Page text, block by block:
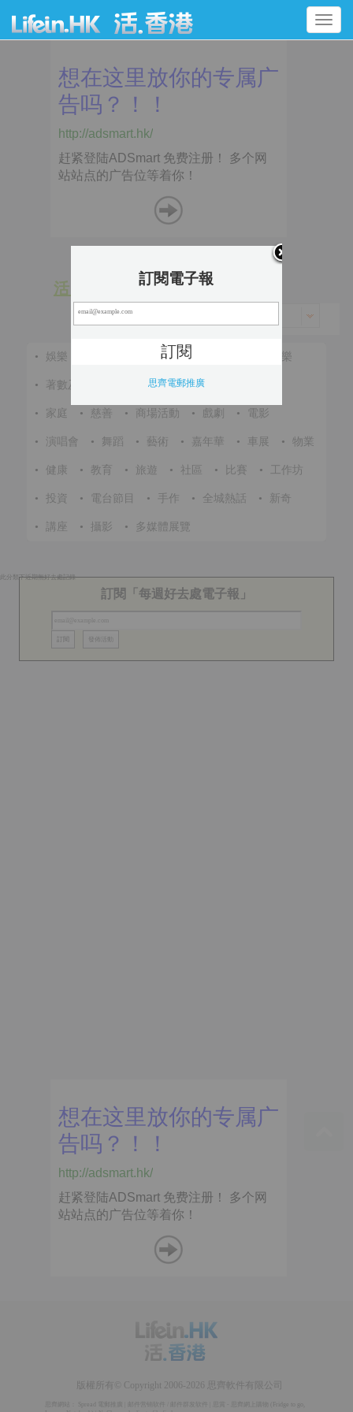
Toggle
navigation
活 動
• 娛樂 • 節慶 音樂
• 著數及優惠 • 體育 •
• 家庭 • 慈善 • 商場活動 • 戲劇 • 電影
• 演唱會 • 舞蹈 • 藝術 • 嘉年華 • 車展 • 物業
• 健康 • 教育 • 旅遊 • 社區 • 比賽 • 工作坊
• 投資 • 電台節目 • 手作 • 全城熱話 • 新奇
• 講座 • 攝影 • 多媒體展覽
此分類下近期無好去處記錄
訂閱「每週好去處電子報」
訂閱電子報
思齊電郵推廣
版權所有© Copyright 2006-2026 思齊軟件有限公司
Spread 電郵推廣